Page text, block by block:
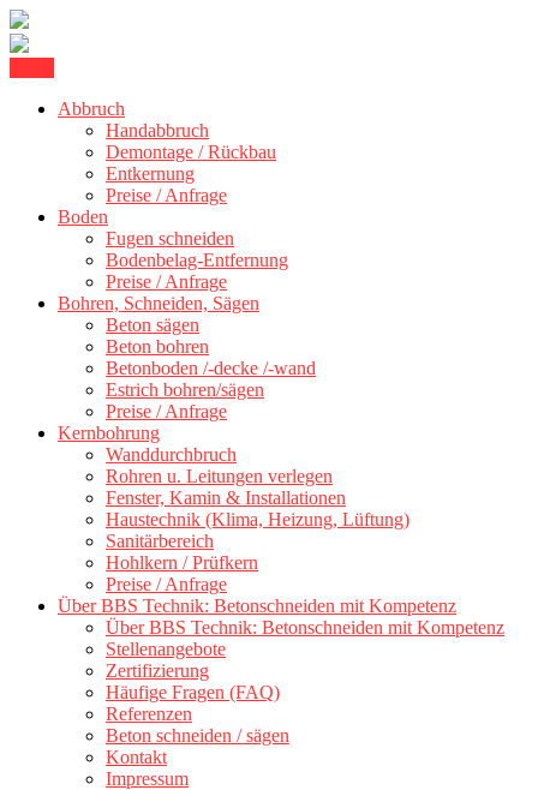
content
BBS Technik GmbH
300 kmAbbruch
Handabbruch
Demontage / Rückbau
Entkernung
Preise / Anfrage
Boden
Fugen schneiden
Bodenbelag-Entfernung
Preise / Anfrage
Bohren, Schneiden, Sägen
Beton sägen
Beton bohren
Betonboden /-decke /-wand
Estrich bohren/sägen
Preise / Anfrage
Kernbohrung
Wanddurchbruch
Rohren u. Leitungen verlegen
Fenster, Kamin & Installationen
Haustechnik (Klima, Heizung, Lüftung)
Sanitärbereich
Hohlkern / Prüfkern
Preise / Anfrage
Über BBS Technik: Betonschneiden mit Kompetenz
Über BBS Technik: Betonschneiden mit Kompetenz
Stellenangebote
Zertifizierung
Häufige Fragen (FAQ)
Referenzen
Beton schneiden / sägen
Kontakt
Impressum